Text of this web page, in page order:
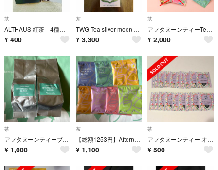
茶
ALTHAUS 紅茶 4種類ギフト
¥ 400
茶
TWG Tea silver moon 100g ティーパーティーティー 缶
¥ 3,300
茶
アフタヌーンティーTea for Peace BOX 紅茶のみ
¥ 2,000
茶
アフタヌーンティーブレンド5個×2袋/Afternoon Tea TEAROOM
¥ 1,000
茶
【総額1253円】Afternoon Tea アフタヌーンティー紅茶 7種
¥ 1,100
茶
アフタヌーンティー オーガニックアールグレイ 2gX19
¥ 500